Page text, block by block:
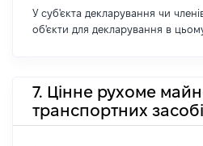
У суб'єкта декларування чи членів
об'єкти для декларування в цьому
7. Цінне рухоме
транспортних